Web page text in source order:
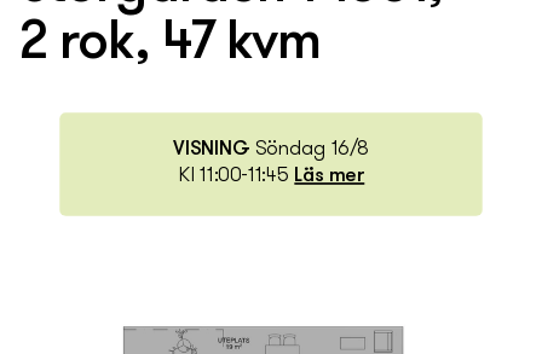
2 rok, 47 kvm
VISNING Söndag 16/8
Kl 11:00-11:45 Läs mer